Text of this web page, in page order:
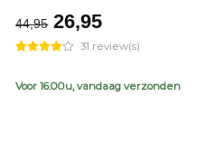
44,95 Original
price
was:
€44,95.
26,95Current
price
is:
€26,95.
31 review(s)
Voor 16.00u, vandaag verzonden